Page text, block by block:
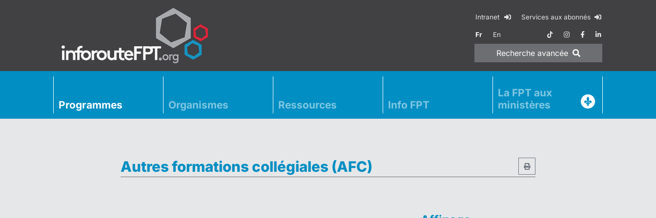
Intranet Services aux abonnés
Fr En
Recherche avancée
Programmes Organismes Ressources Info FPT
La FPT aux
ministères
Autres formations collégiales (AFC)